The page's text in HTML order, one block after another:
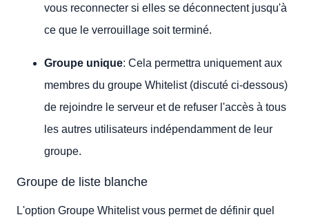
vous reconnecter si elles se déconnectent jusqu'à
ce que le verrouillage soit terminé.
Groupe unique: Cela permettra uniquement aux
membres du groupe Whitelist (discuté ci-dessous)
de rejoindre le serveur et de refuser l'accès à tous
les autres utilisateurs indépendamment de leur
groupe.
Groupe de liste blanche
L'option Groupe Whitelist vous permet de définir quel